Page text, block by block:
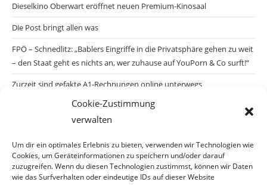
Cookie-Zustimmung
verwalten
Um dir ein optimales Erlebnis zu bieten, verwenden wir Technologien wie
Cookies, um Geräteinformationen zu speichern und/oder darauf
zuzugreifen. Wenn du diesen Technologien zustimmst, können wir Daten
wie das Surfverhalten oder eindeutige IDs auf dieser Website
Dieselkino Oberwart eröffnet neuen Premium-Kinosaal
Die Post bringt allen was
FPÖ – Schnedlitz: „Bablers Eingriffe in die Privatsphäre gehen zu weit
– den Staat geht es nichts an, wer zuhause auf YouPorn & Co surft!“
Zurzeit sind gefakte A1-Rechnungen online unterwegs
Salzburgs Juden und ihre Sicherheit: „Erst nach einem Anschlag wäre
die Gefahr endlich konkret!“
Biologisches Wunder in Ceuta
Ein vermeintliches Abschiebemärchen